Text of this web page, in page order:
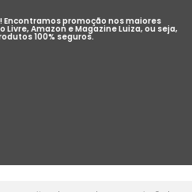
promoção nos maiores
Amazon e Magazine Luiza, ou seja,
100% seguros.